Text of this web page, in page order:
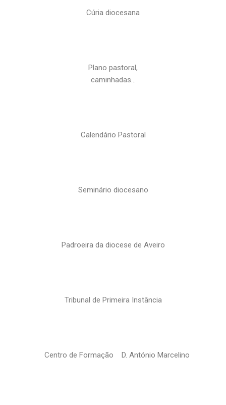
Cúria diocesana
Plano pastoral,
caminhadas…
Calendário Pastoral
Seminário diocesano
Padroeira da diocese de Aveiro
Tribunal de Primeira Instância
Centro de Formação D. António Marcelino